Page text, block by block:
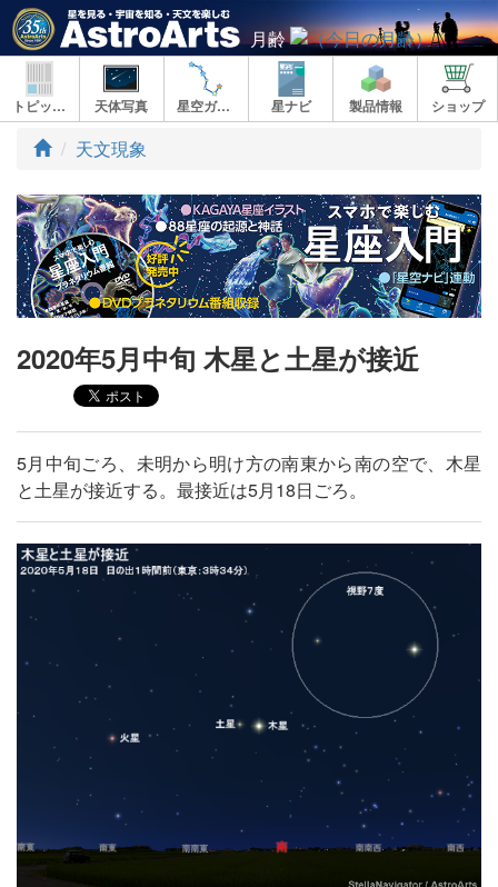
月齢
トピックス 天体写真 星空ガイド 星ナビ 製品情報 ショップ
ト
プ
天文現象
2020年5月中旬 木星と土星が接近
5月中旬ごろ、未明から明け方の南東から南の空で、木星
と土星が接近する。最接近は5月18日ごろ。